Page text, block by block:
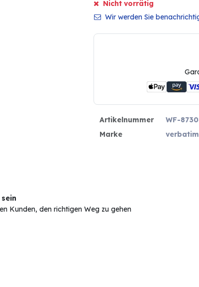
Nicht vorrätig
Wir werden Sie
Artikelnummer
WF-
Marke
verbatim
Kunden, den richtigen Weg zu gehen